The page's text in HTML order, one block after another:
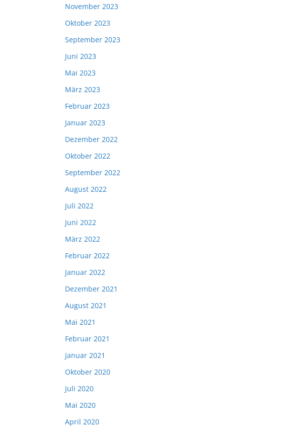
November 2023
Oktober 2023
September 2023
Juni 2023
Mai 2023
März 2023
Februar 2023
Januar 2023
Dezember 2022
Oktober 2022
September 2022
August 2022
Juli 2022
Juni 2022
März 2022
Februar 2022
Januar 2022
Dezember 2021
August 2021
Mai 2021
Februar 2021
Januar 2021
Oktober 2020
Juli 2020
Mai 2020
April 2020